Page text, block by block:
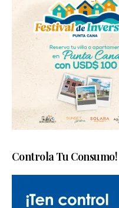
Controla Tu Consumo!